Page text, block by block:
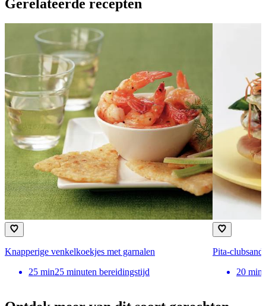
Gerelateerde recepten
Knapperige venkelkoekjes met garnalen
25 min25 minuten bereidingstijd
Pita-
20 min